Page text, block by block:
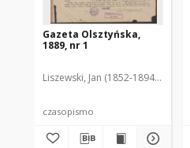
Gazeta Olsztyńska,
1889, nr 1
Liszewski, Jan (1852-1894). Red.
czasopismo